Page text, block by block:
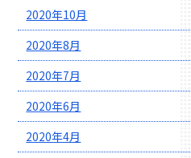
2020年10月
2020年8月
2020年7月
2020年6月
2020年4月